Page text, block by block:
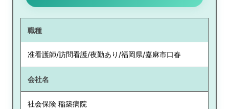
職種
准看護師/訪問看護/夜勤あり/福岡県/嘉麻市口春
会社名
社会保険 稲築病院